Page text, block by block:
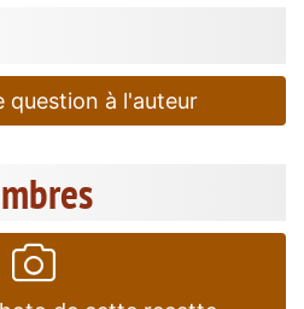
question à l'auteur